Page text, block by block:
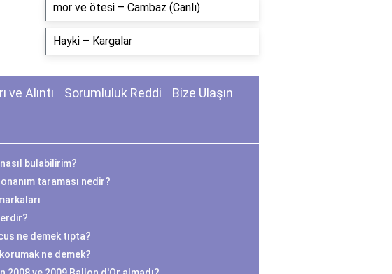
​mor ve ötesi – Cambaz (Canlı)
Hayki – Kargalar
ve Alıntı Sorumluluk Reddi Bize Ulaşın
bulabilirim?
taraması nedir?
ne demek tıpta?
ne demek?